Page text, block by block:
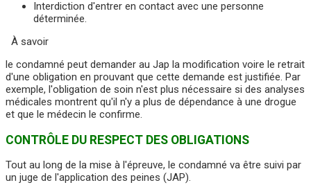
Interdiction d'entrer en contact avec une personne
déterminée.
À savoir
le condamné peut demander au Jap la modification voire le retrait
d'une obligation en prouvant que cette demande est justifiée. Par
exemple, l'obligation de soin n'est plus nécessaire si des analyses
médicales montrent qu'il n'y a plus de dépendance à une drogue
et que le médecin le confirme.
CONTRÔLE DU RESPECT DES OBLIGATIONS
Tout au long de la mise à l'épreuve, le condamné va être suivi par
un juge de l'application des peines (JAP).